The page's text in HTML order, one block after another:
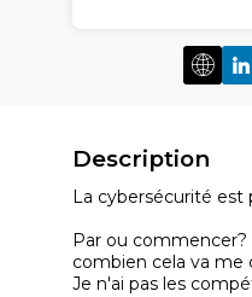
Description
La cybersécurité est
Par ou
combien cela va me
Je n'ai pas les